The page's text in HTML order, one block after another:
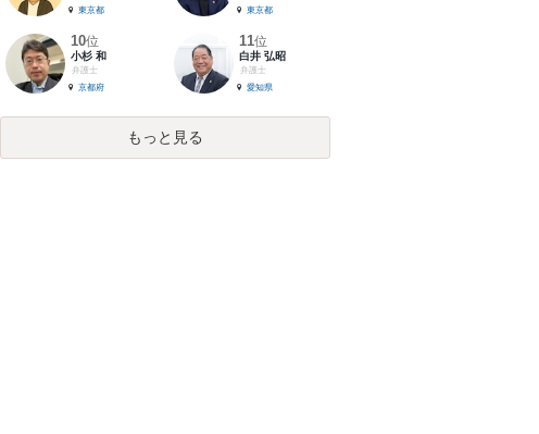
東京都
東京都
10位
小杉 和
弁護士
京都府
11位
白井 弘昭
弁護士
愛知県
もっと見る